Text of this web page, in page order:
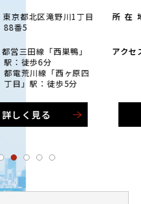
東京都北区滝野川1丁目
88番5
都営三田線「西巣鴨」
駅：徒歩6分
都電荒川線「西ヶ原四
丁目」駅：徒歩5分
詳しく見る